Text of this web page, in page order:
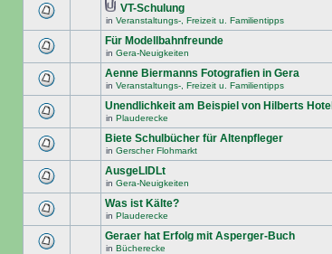
VT-Schulung
in Veranstaltungs-, Freizeit u. Familientipps
Für Modellbahnfreunde
in Gera-Neuigkeiten
Aenne Biermanns Fotografien in Gera
in Veranstaltungs-, Freizeit u. Familientipps
Unendlichkeit am Beispiel von Hilberts Hotel
in Plauderecke
Biete Schulbücher für Altenpfleger
in Gerscher Flohmarkt
AusgeLIDLt
in Gera-Neuigkeiten
Was ist Kälte?
in Plauderecke
Geraer hat Erfolg mit Asperger-Buch
in Bücherecke